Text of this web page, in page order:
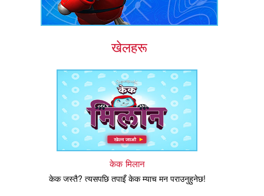
खेलहरू
केक मिलान
केक जस्तै? त्यसपछि तपाइँ केक म्याच मन पराउनुहुनेछ!